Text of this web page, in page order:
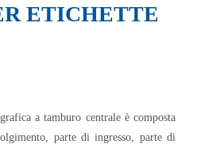
ETICHETTE
a tamburo centrale è composta
parte di ingresso, parte di